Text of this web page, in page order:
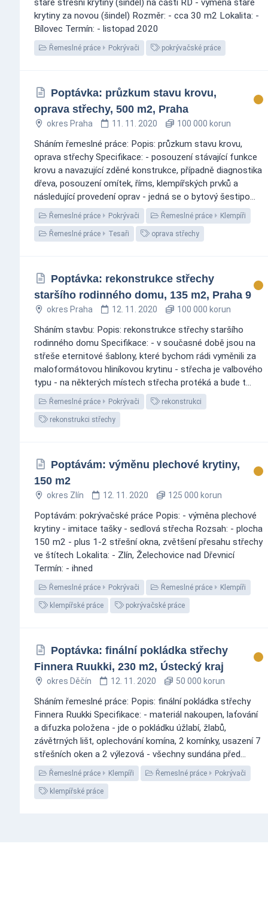
staré střešní krytiny (šindel) na části RD - výměna staré
krytiny za novou (šindel) Rozměr: - cca 30 m2 Lokalita: -
Bílovec Termín: - listopad 2020
Řemeslné práce Pokrývači pokrývačské práce
Poptávka: průzkum stavu krovu,
oprava střechy, 500 m2, Praha
okres Praha 11. 11. 2020 100 000 korun
Sháním řemeslné práce: Popis: průzkum stavu krovu,
oprava střechy Specifikace: - posouzení stávající funkce
krovu a navazující zděné konstrukce, případně diagnostika
dřeva, posouzení omítek, říms, klempířských prvků a
následující provedení oprav - jedná se o bytový šestipo...
Řemeslné práce Pokrývači Řemeslné práce Klempíři
Řemeslné práce Tesaři oprava střechy
Poptávka: rekonstrukce střechy
staršího rodinného domu, 135 m2, Praha 9
okres Praha 12. 11. 2020 100 000 korun
Sháním stavbu: Popis: rekonstrukce střechy staršího
rodinného domu Specifikace: - v současné době jsou na
střeše eternitové šablony, které bychom rádi vyměnili za
maloformátovou hliníkovou krytinu - střecha je valbového
typu - na některých místech střecha protéká a bude t...
Řemeslné práce Pokrývači rekonstrukci
rekonstrukci střechy
Poptávám: výměnu plechové krytiny,
150 m2
okres Zlín 12. 11. 2020 125 000 korun
Poptávám: pokrývačské práce Popis: - výměna plechové
krytiny - imitace tašky - sedlová střecha Rozsah: - plocha
150 m2 - plus 1-2 střešní okna, zvětšení přesahu střechy
ve štítech Lokalita: - Zlín, Želechovice nad Dřevnicí
Termín: - ihned
Řemeslné práce Pokrývači Řemeslné práce Klempíři
klempířské práce pokrývačské práce
Poptávka: finální pokládka střechy
Finnera Ruukki, 230 m2, Ústecký kraj
okres Děčín 12. 11. 2020 50 000 korun
Sháním řemeslné práce: Popis: finální pokládka střechy
Finnera Ruukki Specifikace: - materiál nakoupen, laťování
a difuzka položena - jde o pokládku úžlabí, žlabů,
závětrných lišt, oplechování komína, 2 komínky, usazení 7
střešních oken a 2 výlezová - všechny sundána před...
Řemeslné práce Klempíři Řemeslné práce Pokrývači
klempířské práce